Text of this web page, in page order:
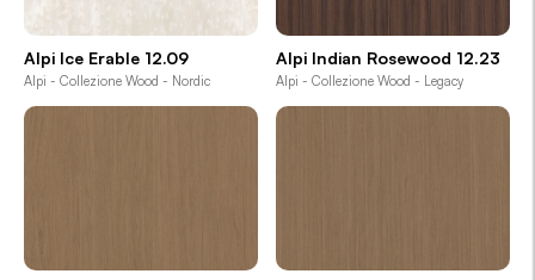
Alpi Ice Erable 12.09
Alpi - Collezione Wood - Nordic
Alpi Indian Rosewood 12.23
Alpi - Collezione Wood - Legacy